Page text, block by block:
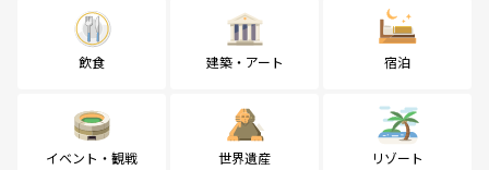
飲食 建築・アート 宿泊
イベント・観戦 世界遺産 リゾート